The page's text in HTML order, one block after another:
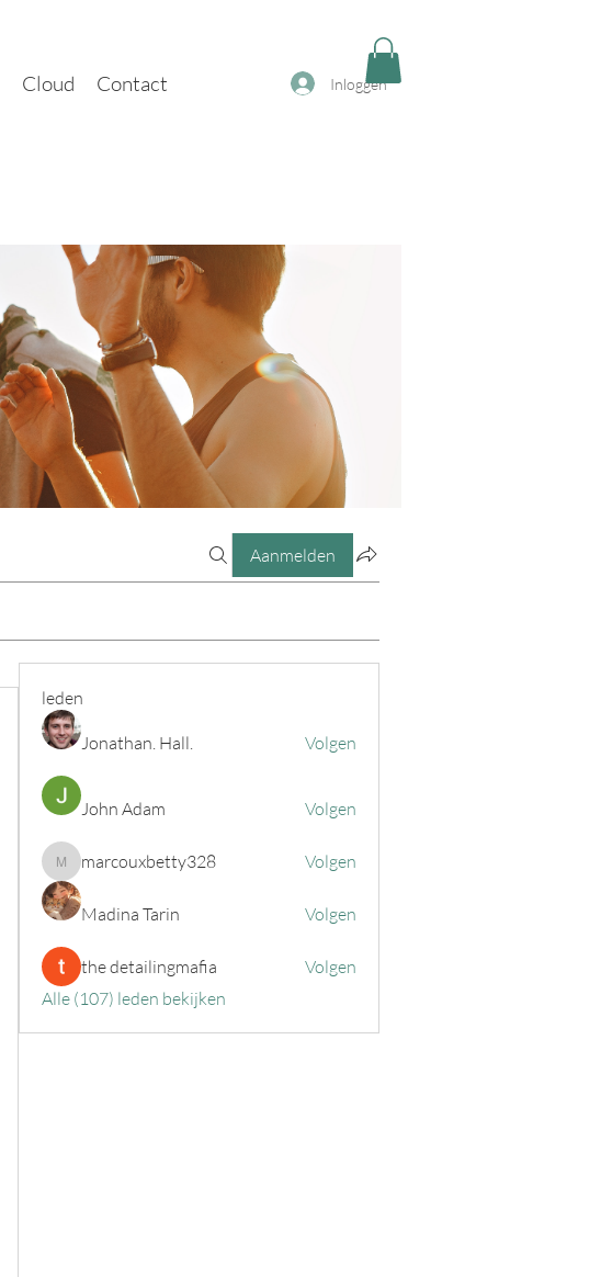
Cloud Contact Inloggen
Aanmelden
leden
Jonathan. Hall. Volgen
John Adam Volgen
marcouxbetty328
marcouxbetty328 Volgen
Madina Tarin Volgen
the detailingmafia
Volgen
Alle (107) leden bekijken